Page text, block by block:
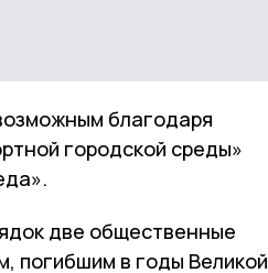
благодаря
городской среды»
две общественные
погибшим в годы Великой